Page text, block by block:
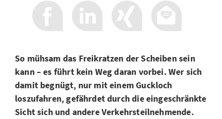
So mühsam das Freikratzen der Scheiben sein
kann – es führt kein Weg daran vorbei. Wer sich
damit begnügt, nur mit einem Guckloch
loszufahren, gefährdet durch die eingeschränkte
Sicht sich und andere Verkehrsteilnehmende.